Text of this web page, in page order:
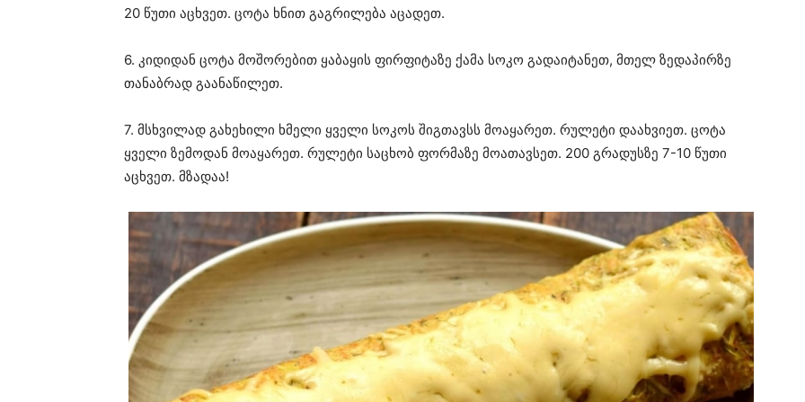
20 წუთი აცხვეთ. ცოტა ხნით გაგრილება აცადეთ.
6. კიდიდან ცოტა მოშორებით ყაბაყის ფირფიტაზე ქამა სოკო გადაიტანეთ, მთელ ზედაპირზე
თანაბრად გაანაწილეთ.
7. მსხვილად გახეხილი ხმელი ყველი სოკოს შიგთავსს მოაყარეთ. რულეტი დაახვიეთ. ცოტა
ყველი ზემოდან მოაყარეთ. რულეტი საცხობ ფორმაზე მოათავსეთ. 200 გრადუსზე 7-10 წუთი
აცხვეთ. მზადაა!